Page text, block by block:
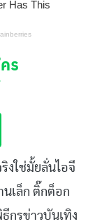
ร
งใช่มั้ยลั่นไอจี
นเล็ก ติ๊กต็อก
กรข่าวบันเทิง